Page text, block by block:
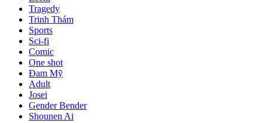
Tragedy
Trinh Thám
Sports
Sci-fi
Comic
One shot
Đam Mỹ
Adult
Josei
Gender Bender
Shounen Ai